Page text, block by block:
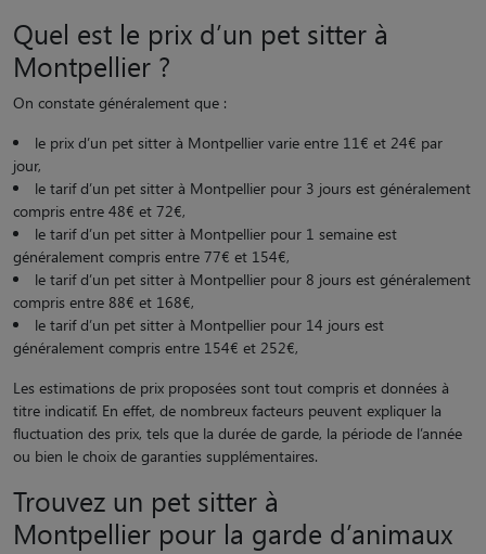
Quel est le prix d’un pet sitter à
Montpellier ?
On constate généralement que :
le prix d’un pet sitter à Montpellier varie entre 11€ et 24€ par
jour,
le tarif d’un pet sitter à Montpellier pour 3 jours est généralement
compris entre 48€ et 72€,
le tarif d’un pet sitter à Montpellier pour 1 semaine est
généralement compris entre 77€ et 154€,
le tarif d’un pet sitter à Montpellier pour 8 jours est généralement
compris entre 88€ et 168€,
le tarif d’un pet sitter à Montpellier pour 14 jours est
généralement compris entre 154€ et 252€,
Les estimations de prix proposées sont tout compris et données à
titre indicatif. En effet, de nombreux facteurs peuvent expliquer la
fluctuation des prix, tels que la durée de garde, la période de l’année
ou bien le choix de garanties supplémentaires.
Trouvez un pet sitter à
Montpellier pour la garde d’animaux